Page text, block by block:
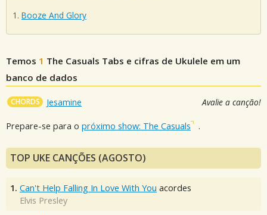
Booze And Glory
Temos 1 The Casuals Tabs e cifras de Ukulele em um
banco de dados
CHORDS Jesamine Avalie a canção!
Prepare-se para o próximo show: The Casuals .
TOP UKE CANÇÕES (AGOSTO)
1. Can't Help Falling In Love With You acordes
Elvis Presley